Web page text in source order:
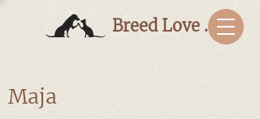
Breed Love Bulgaria
Maja